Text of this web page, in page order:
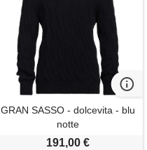
GRAN SASSO - dolcevita - blu
notte
191,00 €